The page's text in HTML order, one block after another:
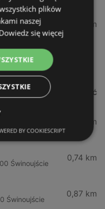
24,01 km
w pobliżu
ODLEGŁOŚĆ
0,64 km
Świnoujście
0,74 km
Świnoujście
0,87 km
plików
naszej
się więcej
BY COOKIESCRIPT